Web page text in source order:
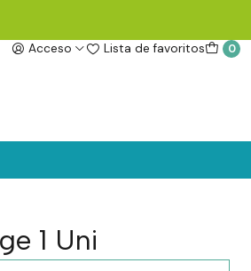
Acceso Lista de favoritos 0
1 Uni